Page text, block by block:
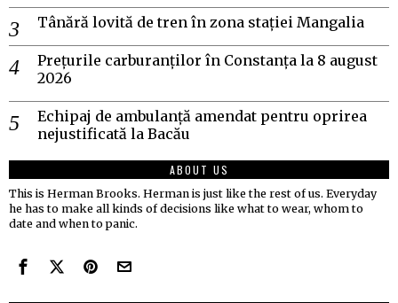
Tânără lovită de tren în zona stației Mangalia
Prețurile carburanților în Constanța la 8 august
2026
Echipaj de ambulanță amendat pentru oprirea
nejustificată la Bacău
ABOUT US
This is Herman Brooks. Herman is just like the rest of us. Everyday
he has to make all kinds of decisions like what to wear, whom to
date and when to panic.